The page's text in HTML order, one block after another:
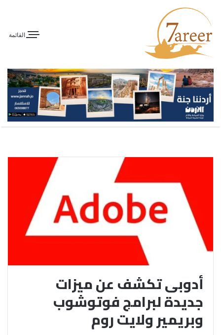
القائمة
أدوبى تكشف عن ميزات
جديدة لبرامج فوتوشوب
وبريمير ولايت روم